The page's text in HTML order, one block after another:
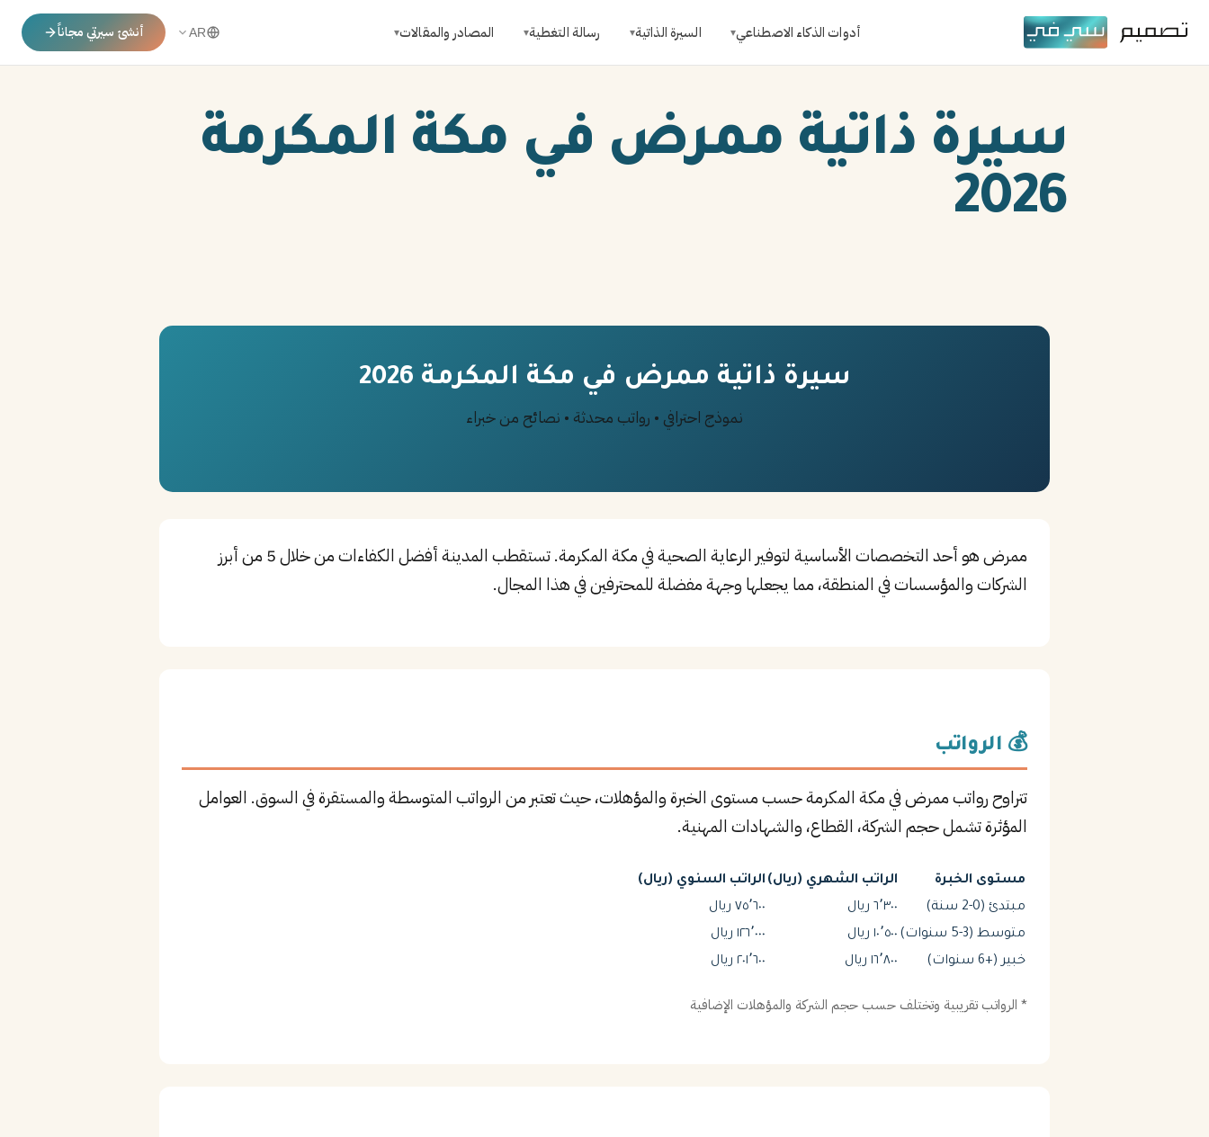
أدوات الذكاء الاصطناعي▾ السيرة الذاتية▾ رسالة التغطية▾ المصادر والمقالات▾
AR أنشئ سيرتي مجاناً
سيرة ذاتية ممرض في مكة المكرمة
2026
سيرة ذاتية ممرض في مكة المكرمة 2026
نموذج احترافي • رواتب محدثة • نصائح من خبراء
ممرض هو أحد التخصصات الأساسية لتوفير الرعاية الصحية في مكة المكرمة. تستقطب المدينة أفضل الكفاءات من خلال 5 من أبرز
الشركات والمؤسسات في المنطقة، مما يجعلها وجهة مفضلة للمحترفين في هذا المجال.
💰 الرواتب
تتراوح رواتب ممرض في مكة المكرمة حسب مستوى الخبرة والمؤهلات، حيث تعتبر من الرواتب المتوسطة والمستقرة في السوق. العوامل
المؤثرة تشمل حجم الشركة، القطاع، والشهادات المهنية.
مستوى الخبرة الراتب الشهري (ريال) الراتب السنوي (ريال)
مبتدئ (0-2 سنة)
٦٬٣٠٠ ريال
٧٥٬٦٠٠ ريال
متوسط (3-5 سنوات)
١٠٬٥٠٠ ريال
١٢٦٬٠٠٠ ريال
خبير (+6 سنوات)
١٦٬٨٠٠ ريال ٢٠١٬٦٠٠ ريال
* الرواتب تقريبية وتختلف حسب حجم الشركة والمؤهلات الإضافية